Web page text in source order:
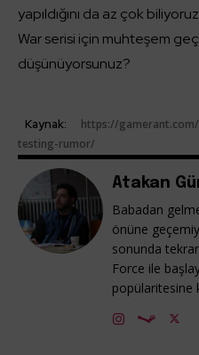
yapıldığını da az çok
War serisi için muhteşem
düşünüyorsunuz?
Kaynak:
https://
testing-rumor/
Atakan
Babadan
önüne
sonunda
Force ile
popülaritesine